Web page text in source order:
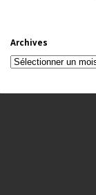
Archives
Archives